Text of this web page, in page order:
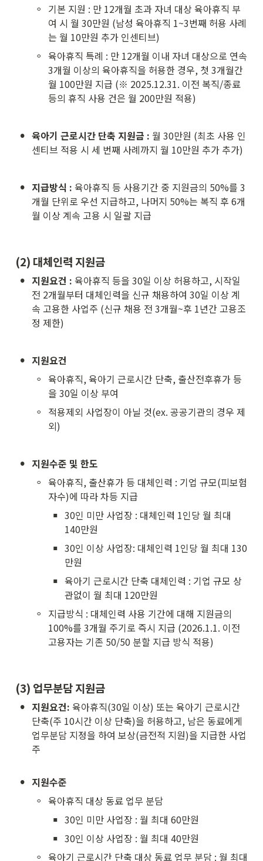
◦ 기본 지원 : 만 12개월 초과 자녀 대상 육아휴직 부
여 시 월 30만원 (남성 육아휴직 1~3번째 허용 사례
는 월 10만원 추가 인센티브)
◦ 육아휴직 특례 : 만 12개월 이내 자녀 대상으로 연속
3개월 이상의 육아휴직을 허용한 경우, 첫 3개월간
월 100만원 지급 (※ 2025.12.31. 이전 복직/종료
등의 휴직 사용 건은 월 200만원 적용)
• 육아기 근로시간 단축 지원금 : 월 30만원 (최초 사용 인
센티브 적용 시 세 번째 사례까지 월 10만원 추가 추가)
• 지급방식 : 육아휴직 등 사용기간 중 지원금의 50%를 3
개월 단위로 우선 지급하고, 나머지 50%는 복직 후 6개
월 이상 계속 고용 시 일괄 지급
(2) 대체인력 지원금
• 지원요건 : 육아휴직 등을 30일 이상 허용하고, 시작일
전 2개월부터 대체인력을 신규 채용하여 30일 이상 계
속 고용한 사업주 (신규 채용 전 3개월~후 1년간 고용조
정 제한)
• 지원요건
◦ 육아휴직, 육아기 근로시간 단축, 출산전후휴가 등
을 30일 이상 부여
◦ 적용제외 사업장이 아닐 것(ex. 공공기관의 경우 제
외)
• 지원수준 및 한도
◦ 육아휴직, 출산휴가 등 대체인력 : 기업 규모(피보험
자수)에 따라 차등 지급
▪ 30인 미만 사업장 : 대체인력 1인당 월 최대
140만원
▪ 30인 이상 사업장: 대체인력 1인당 월 최대 130
만원
▪ 육아기 근로시간 단축 대체인력 : 기업 규모 상
관없이 월 최대 120만원
◦ 지급방식 : 대체인력 사용 기간에 대해 지원금의
100%를 3개월 주기로 즉시 지급 (2026.1.1. 이전
고용자는 기존 50/50 분할 지급 방식 적용)
(3) 업무분담 지원금
• 지원요건: 육아휴직(30일 이상) 또는 육아기 근로시간
단축(주 10시간 이상 단축)을 허용하고, 남은 동료에게
업무분담 지정을 하여 보상(금전적 지원)을 지급한 사업
주
• 지원수준
◦ 육아휴직 대상 동료 업무 분담
▪ 30인 미만 사업장 : 월 최대 60만원
▪ 30인 이상 사업장 : 월 최대 40만원
◦ 육아기 근로시간 단축 대상 동료 업무 분담 : 월 최대